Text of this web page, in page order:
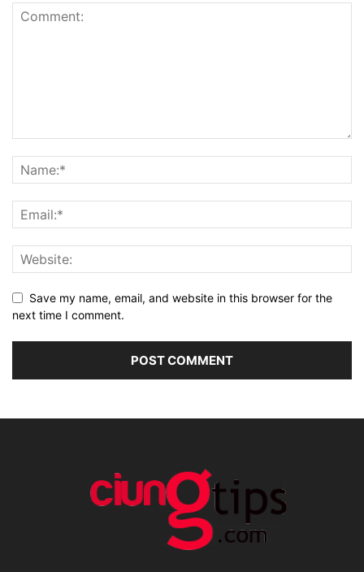
Save my name, email, and website in this browser for the
next time I comment.